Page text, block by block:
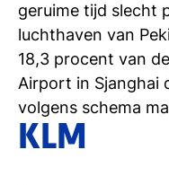
geruime tijd slecht
luchthaven van
18,3 procent van
Airport in Sjanghai
volgens schema
KLM